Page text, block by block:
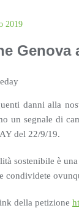
2019
Genova
danni alla
un segnale di
del 22/9/19.
sostenibile è
condividete
della petizione